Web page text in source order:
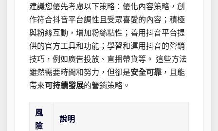
建議您優先考慮以下策略：優化內容策略，創
作符合抖音平台調性且受眾喜愛的內容；積極
與粉絲互動，增加粉絲粘性；善用抖音平台提
供的官方工具和功能；學習和運用抖音的營銷
技巧，例如廣告投放、直播帶貨等。 這些方法
雖然需要時間和努力，但卻是安全可靠 ，且能
帶來可持續發展的營銷策略。
風
險
說明